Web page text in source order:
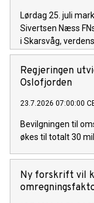
Lørdag 25. juli
Sivertsen Næss
i Skarsvåg,
Regjeringen
Oslofjorden
23.7.2026 07:00:00
Bevilgningen til
økes til totalt 30
Ny forskrift vil